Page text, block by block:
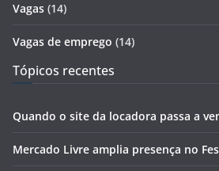
Vagas (14)
Vagas de emprego (14)
Tópicos recentes
Quando o site da locadora passa a
Mercado Livre amplia presença no